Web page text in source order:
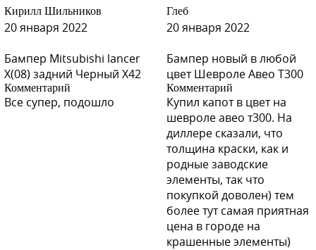
Кирилл Шильников
20 января 2022
Бампер Mitsubishi lancer
X(08) задний Черный X42
Комментарий
Все супер, подошло
Глеб
20 января 2022
Бампер новый в любой
цвет Шевроле Авео Т300
Комментарий
Купил капот в цвет на
шевроле авео т300. На
диллере сказали, что
толщина краски, как и
родные заводские
элементы, так что
покупкой доволен) тем
более тут самая приятная
цена в городе на
крашенные элементы)